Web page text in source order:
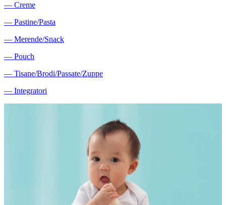
― Creme
― Pastine/Pasta
― Merende/Snack
― Pouch
― Tisane/Brodi/Passate/Zuppe
― Integratori